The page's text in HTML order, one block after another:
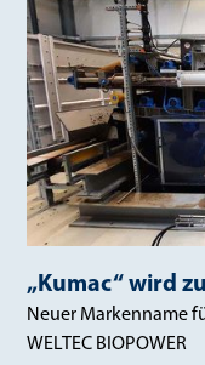
„Kumac“ wird zu
Neuer Markenname
WELTEC BIOPOWER